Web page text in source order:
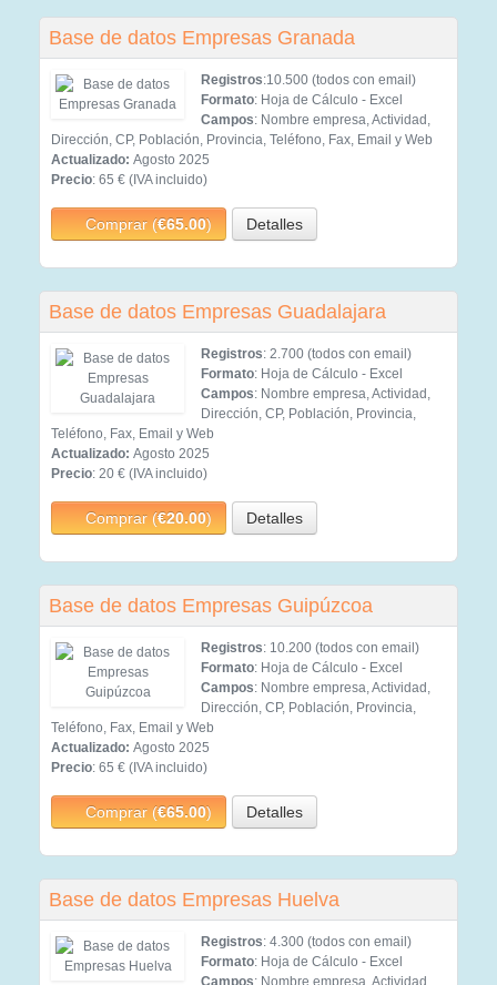
Base de datos Empresas Granada
Registros:10.500 (todos con email)
Formato: Hoja de Cálculo - Excel
Campos: Nombre empresa, Actividad,
Dirección, CP, Población, Provincia, Teléfono, Fax, Email y Web
Actualizado: Agosto 2025
Precio: 65 € (IVA incluido)
Comprar (€65.00) Detalles
Base de datos Empresas Guadalajara
Registros: 2.700 (todos con email)
Formato: Hoja de Cálculo - Excel
Campos: Nombre empresa, Actividad,
Dirección, CP, Población, Provincia,
Teléfono, Fax, Email y Web
Actualizado: Agosto 2025
Precio: 20 € (IVA incluido)
Comprar (€20.00) Detalles
Base de datos Empresas Guipúzcoa
Registros: 10.200 (todos con email)
Formato: Hoja de Cálculo - Excel
Campos: Nombre empresa, Actividad,
Dirección, CP, Población, Provincia,
Teléfono, Fax, Email y Web
Actualizado: Agosto 2025
Precio: 65 € (IVA incluido)
Comprar (€65.00) Detalles
Base de datos Empresas Huelva
Registros: 4.300 (todos con email)
Formato: Hoja de Cálculo - Excel
Campos: Nombre empresa, Actividad,